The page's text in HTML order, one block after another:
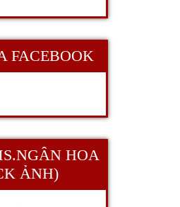
FACEBOOK
HOA
ẢNH)